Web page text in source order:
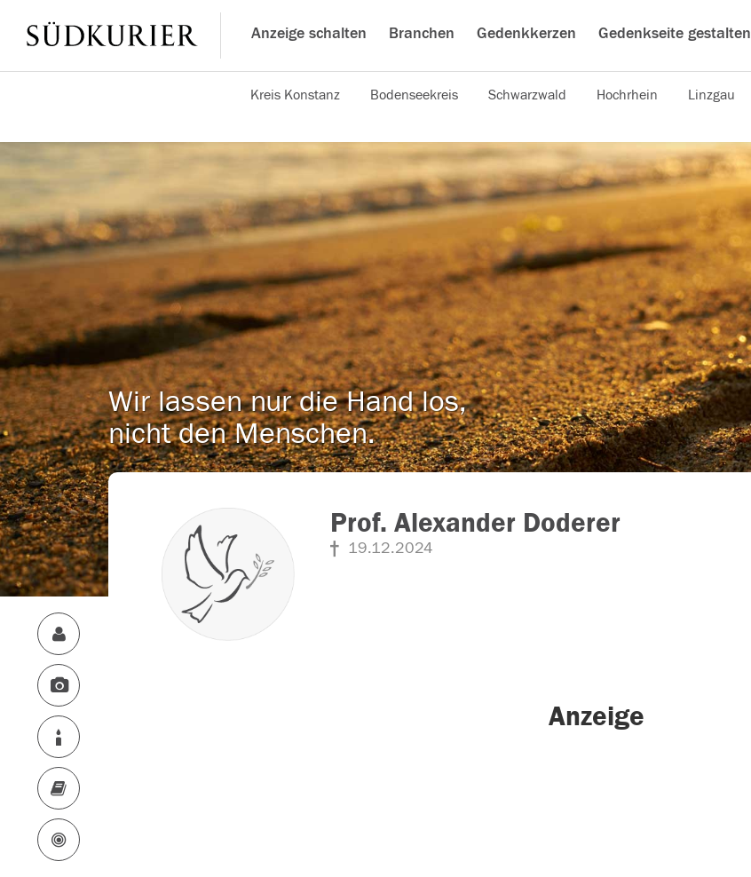
Anzeige schalten Branchen Gedenkkerzen Gedenkseite gestalten
Kreis Konstanz Bodenseekreis Schwarzwald Hochrhein Linzgau
Wir lassen nur die Hand los,
nicht den Menschen.
Prof. Alexander Doderer
19.12.2024
Anzeige